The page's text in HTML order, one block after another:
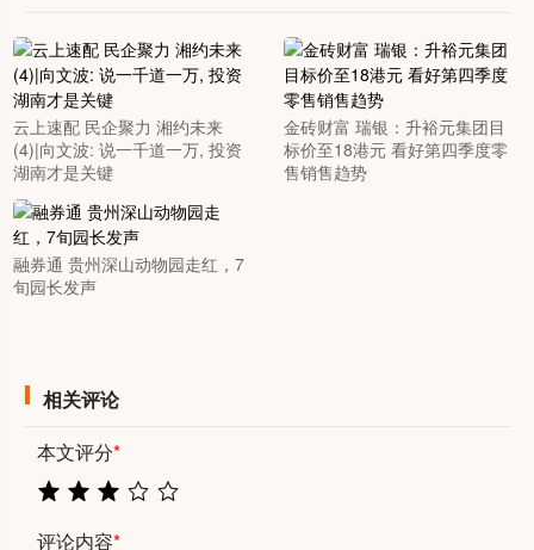
云上速配 民企聚力 湘约未来
(4)|向文波: 说一千道一万, 投资
湖南才是关键
金砖财富 瑞银：升裕元集团目
标价至18港元 看好第四季度零
售销售趋势
融券通 贵州深山动物园走红，7
旬园长发声
相关评论
本文评分*
评论内容*